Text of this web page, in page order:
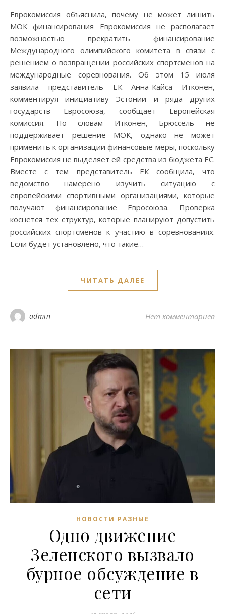
Еврокомиссия объяснила, почему не может лишить
МОК финансирования Еврокомиссия не располагает
возможностью прекратить финансирование
Международного олимпийского комитета в связи с
решением о возвращении российских спортсменов на
международные соревнования. Об этом 15 июля
заявила представитель ЕК Анна-Кайса Итконен,
комментируя инициативу Эстонии и ряда других
государств Евросоюза, сообщает Европейская
комиссия. По словам Итконен, Брюссель не
поддерживает решение МОК, однако не может
применить к организации финансовые меры, поскольку
Еврокомиссия не выделяет ей средства из бюджета ЕС.
Вместе с тем представитель ЕК сообщила, что
ведомство намерено изучить ситуацию с
европейскими спортивными организациями, которые
получают финансирование Евросоюза. Проверка
коснется тех структур, которые планируют допустить
российских спортсменов к участию в соревнованиях.
Если будет установлено, что такие…
ЧИТАТЬ ДАЛЕЕ
admin Нет комментариев
НОВОСТИ РАЗНЫЕ
Одно движение
Зеленского вызвало
бурное обсуждение в
сети